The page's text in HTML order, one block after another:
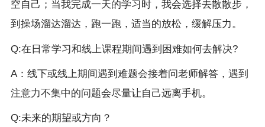
空自己；当我完成一天的学习时，我会选择去散散步，
到操场溜达溜达，跑一跑，适当的放松，缓解压力。
Q:在日常学习和线上课程期间遇到困难如何去解决?
A：线下或线上期间遇到难题会接着问老师解答，遇到
注意力不集中的问题会尽量让自己远离手机。
Q:未来的期望或方向？